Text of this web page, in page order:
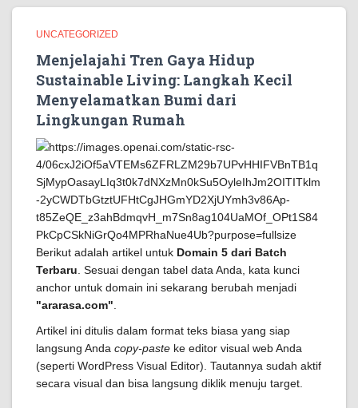
UNCATEGORIZED
Menjelajahi Tren Gaya Hidup
Sustainable Living: Langkah Kecil
Menyelamatkan Bumi dari
Lingkungan Rumah
Berikut adalah artikel untuk Domain 5 dari Batch
Terbaru . Sesuai dengan tabel data Anda, kata kunci
anchor untuk domain ini sekarang berubah menjadi
"ararasa.com"
Artikel ini ditulis dalam format teks biasa yang siap
langsung Anda copy-paste ke editor visual web Anda
(seperti WordPress Visual Editor). Tautannya sudah aktif
secara visual dan bisa langsung diklik menuju target.